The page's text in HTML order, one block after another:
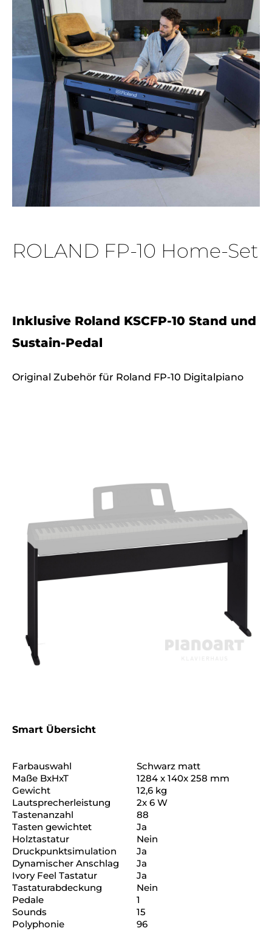
ROLAND FP-10 Home-Set
Inklusive Roland KSCFP-10 Stand und
Sustain-Pedal
Original Zubehör für Roland FP-10 Digitalpiano
Smart Übersicht
Farbauswahl
Schwarz matt
Maße BxHxT
1284 x 140x 258 mm
Gewicht
12,6 kg
Lautsprecherleistung
2x 6 W
Tastenanzahl
88
Tasten gewichtet
Ja
Holztastatur
Nein
Druckpunktsimulation
Ja
Dynamischer Anschlag
Ja
Ivory Feel Tastatur
Ja
Tastaturabdeckung
Nein
Pedale
1
Sounds
15
Polyphonie
96